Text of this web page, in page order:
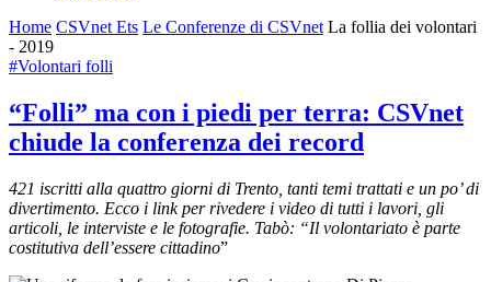
Home CSVnet Ets Le Conferenze di CSVnet La follia dei volontari
- 2019
#Volontari folli
“Folli” ma con i piedi per terra: CSVnet
chiude la conferenza dei record
421 iscritti alla quattro giorni di Trento, tanti temi trattati e un po’ di
divertimento. Ecco i link per rivedere i video di tutti i lavori, gli
articoli, le interviste e le fotografie. Tabò: “Il volontariato è parte
costitutiva dell’essere cittadino”